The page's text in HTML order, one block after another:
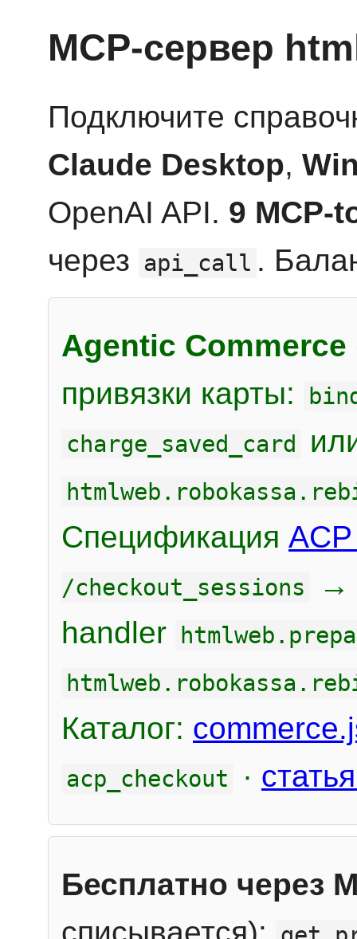
MCP-сервер
Подключите
Claude Desktop,
OpenAI API. 9 MCP-
через api_call .
Agentic Commerce
привязки карты:
charge_saved_card
Спецификация
/checkout_sessions
handler
Каталог:
acp_checkout ·
Бесплатно через